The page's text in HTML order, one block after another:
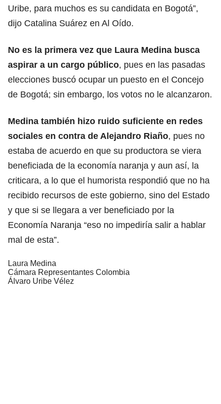
Uribe, para muchos es su candidata en Bogotá”,
dijo Catalina Suárez en Al Oído.
No es la primera vez que Laura Medina busca
aspirar a un cargo público, pues en las pasadas
elecciones buscó ocupar un puesto en el Concejo
de Bogotá; sin embargo, los votos no le alcanzaron.
Medina también hizo ruido suficiente en redes
sociales en contra de Alejandro Riaño, pues no
estaba de acuerdo en que su productora se viera
beneficiada de la economía naranja y aun así, la
criticara, a lo que el humorista respondió que no ha
recibido recursos de este gobierno, sino del Estado
y que si se llegara a ver beneficiado por la
Economía Naranja “eso no impediría salir a hablar
mal de esta”.
Laura Medina
Cámara Representantes Colombia
Álvaro Uribe Vélez